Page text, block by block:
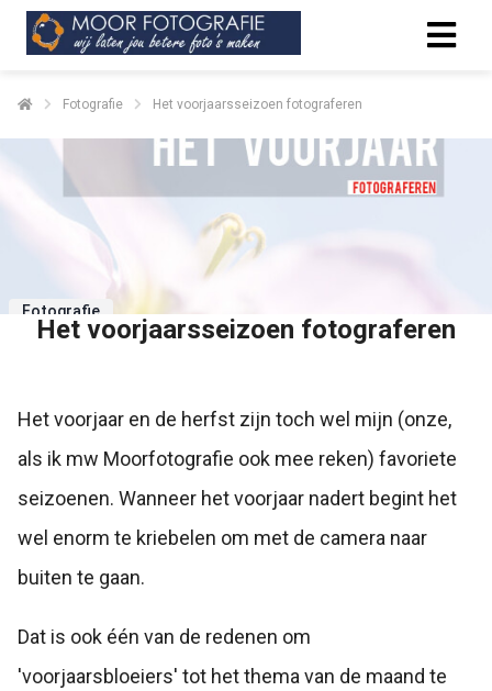
Fotografie Het voorjaarsseizoen fotograferen
Fotografie
Het voorjaarsseizoen fotograferen
Het voorjaar en de herfst zijn toch wel mijn (onze,
als ik mw Moorfotografie ook mee reken) favoriete
seizoenen. Wanneer het voorjaar nadert begint het
wel enorm te kriebelen om met de camera naar
buiten te gaan.
Dat is ook één van de redenen om
'voorjaarsbloeiers' tot het thema van de maand te